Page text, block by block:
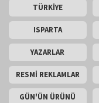
TÜRKİYE
ISPARTA
YAZARLAR
RESMİ REKLAMLAR
GÜN'ÜN ÜRÜNÜ